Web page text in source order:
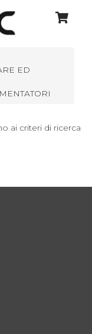
ED
ai criteri di ricerca